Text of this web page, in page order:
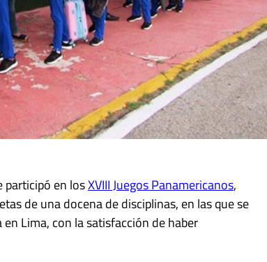
participó en losXVIII Juegos Panamericanos,
de una docena de disciplinas, en las que se
Lima, con la satisfacción de haber